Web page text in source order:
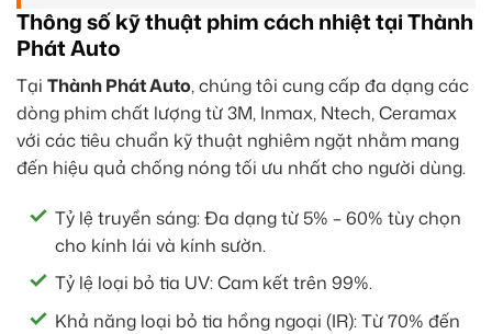
Thông số kỹ thuật phim cách nhiệt tại Thành
Phát Auto
Tại Thành Phát Auto, chúng tôi cung cấp đa dạng các
dòng phim chất lượng từ 3M, Inmax, Ntech, Ceramax
với các tiêu chuẩn kỹ thuật nghiêm ngặt nhằm mang
đến hiệu quả chống nóng tối ưu nhất cho người dùng.
Tỷ lệ truyền sáng: Đa dạng từ 5% – 60% tùy chọn
cho kính lái và kính sườn.
Tỷ lệ loại bỏ tia UV: Cam kết trên 99%.
Khả năng loại bỏ tia hồng ngoại (IR): Từ 70% đến